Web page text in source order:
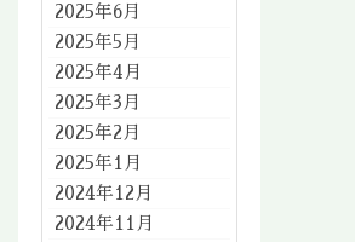
2025年6月
2025年5月
2025年4月
2025年3月
2025年2月
2025年1月
2024年12月
2024年11月